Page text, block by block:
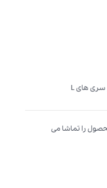
را تماشا می